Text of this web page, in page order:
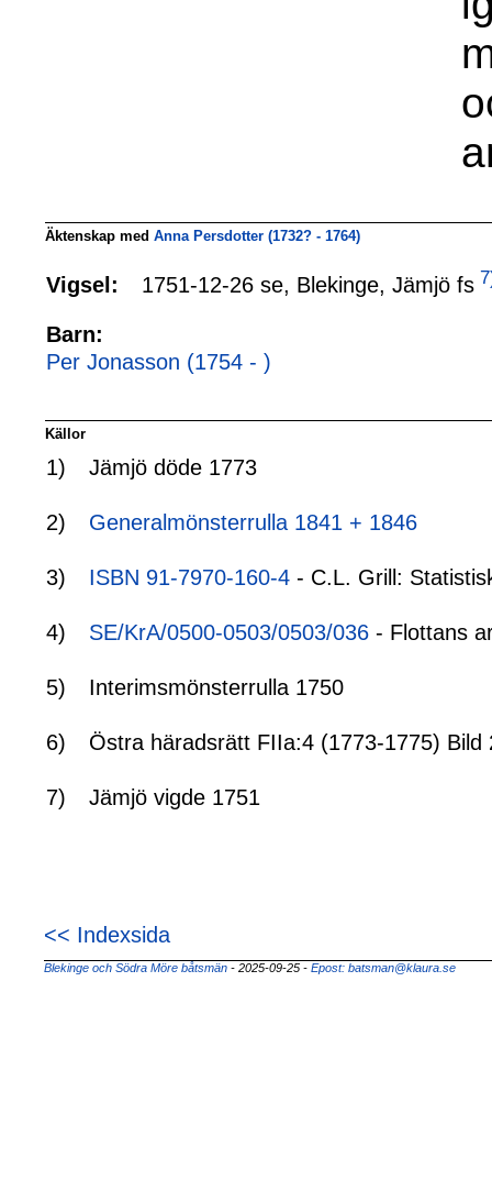
Äktenskap med Anna Persdotter (1732? - 1764)
Vigsel: 1751-12-26 se, Blekinge, Jämjö fs
Barn:
Per Jonasson (1754 - )
Källor
1) Jämjö döde 1773
2) Generalmönsterrulla 1841 + 1846
3) ISBN 91-7970-160-4 - C.L. Grill:
4) SE/KrA/0500-0503/0503/036 - Flottans
5) Interimsmönsterrulla 1750
6) Östra häradsrätt FIIa:4 (1773-1775) Bild
7) Jämjö vigde 1751
<< Indexsida
Blekinge och Södra Möre båtsmän - 2025-09-25 - Epost: batsman@klaura.se